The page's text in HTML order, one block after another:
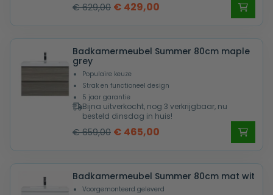
€629,00 Oorspronkelijke
was:
€ 629,00.
€ 429,00
is:
€ 429,00.
Badkamermeubel Summer 80cm maple
grey
Populaire keuze
Strak en functioneel design
5 jaar garantie
Bijna uitverkocht, nog 3 verkrijgbaar, nu
besteld dinsdag in huis!
€659,00 Oorspronkelijke
was:
€ 659,00.
€ 465,00
is:
€ 465,00.
Badkamermeubel Summer 80cm mat wit
Voorgemonteerd geleverd